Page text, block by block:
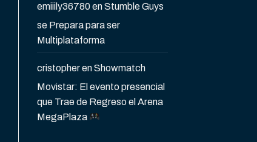
emiiily36780enStumble Guys
se Prepara para ser
Multiplataforma
cristopherenShowmatch
Movistar: El evento presencial
que Trae de Regreso el Arena
MegaPlaza